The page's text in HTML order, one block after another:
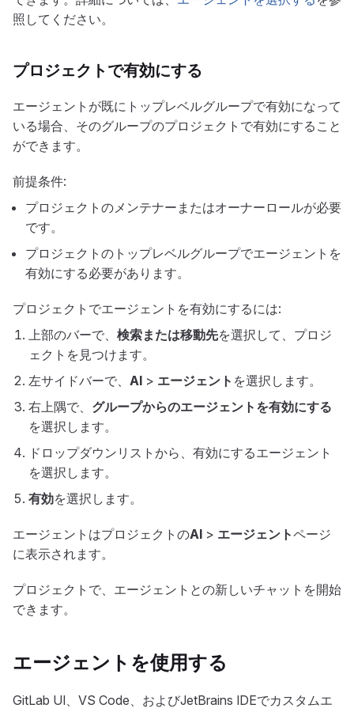
照してください。
プロジェクトで有効にする
エージェントが既にトップレベルグループで有効になって
いる場合、そのグループのプロジェクトで有効にすること
ができます。
前提条件:
プロジェクトのメンテナーまたはオーナーロールが必要
です。
プロジェクトのトップレベルグループでエージェントを
有効にする必要があります。
プロジェクトでエージェントを有効にするには:
上部のバーで、 検索または移動先を選択して、プロジ
ェクトを見つけます。
左サイドバーで、 AI > エージェント を選択します。
右上隅で、 グループからのエージェントを有効にする
を選択します。
ドロップダウンリストから、有効にするエージェント
を選択します。
有効を選択します。
エージェントはプロジェクトのAI > エージェントページ
に表示されます。
プロジェクトで、エージェントとの新しいチャットを開始
できます。
エージェントを使用する
GitLab UI、VS Code、およびJetBrains IDEでカスタムエ